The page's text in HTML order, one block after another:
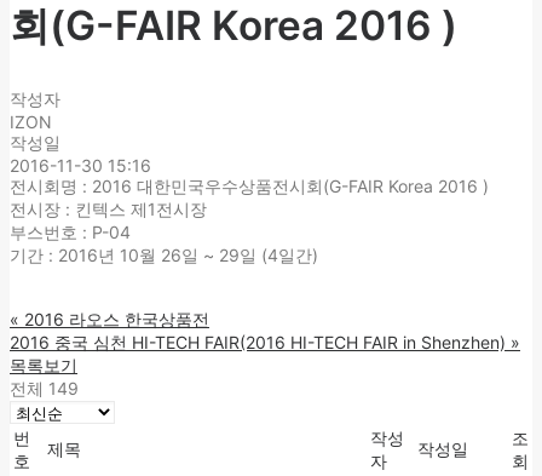
회(G-FAIR Korea 2016 )
작성자
IZON
작성일
2016-11-30 15:16
전시회명 : 2016 대한민국우수상품전시회(G-FAIR Korea 2016 )
전시장 : 킨텍스 제1전시장
부스번호 : P-04
기간 : 2016년 10월 26일 ~ 29일 (4일간)
« 2016 라오스 한국상품전
2016 중국 심천 HI-TECH FAIR(2016 HI-TECH FAIR in Shenzhen) »
목록보기
전체 149
번
호
제목
작성
자
작성일
조
회